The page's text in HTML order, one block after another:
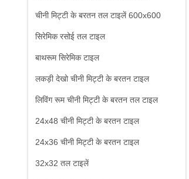
चीनी मिट्टी के बरतन तल टाइलें 600x600
सिरेमिक रसोई तल टाइल
बाथरूम सिरेमिक टाइल
लकड़ी देखो चीनी मिट्टी के बरतन टाइल
लिविंग रूम चीनी मिट्टी के बरतन तल टाइल
24x48 चीनी मिट्टी के बरतन टाइल
24x36 चीनी मिट्टी के बरतन टाइल
32x32 तल टाइलें